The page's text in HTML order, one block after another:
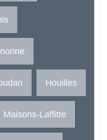
Houilles
Maisons-Laffitte